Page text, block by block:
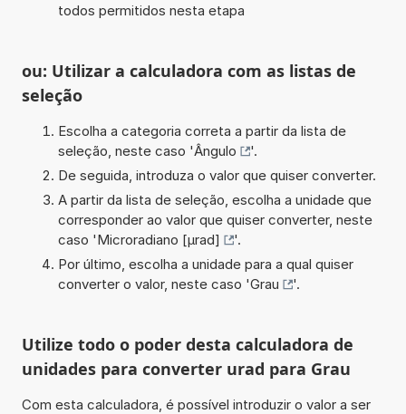
todos permitidos nesta etapa
ou: Utilizar a calculadora com as listas de
seleção
Escolha a categoria correta a partir da lista de
seleção, neste caso 'Ângulo
'.
De seguida, introduza o valor que quiser converter.
A partir da lista de seleção, escolha a unidade que
corresponder ao valor que quiser converter, neste
caso 'Microradiano [µrad]
'.
Por último, escolha a unidade para a qual quiser
converter o valor, neste caso 'Grau '.
Utilize todo o poder desta calculadora de
unidades para converter urad para Grau
Com esta calculadora, é possível introduzir o valor a ser